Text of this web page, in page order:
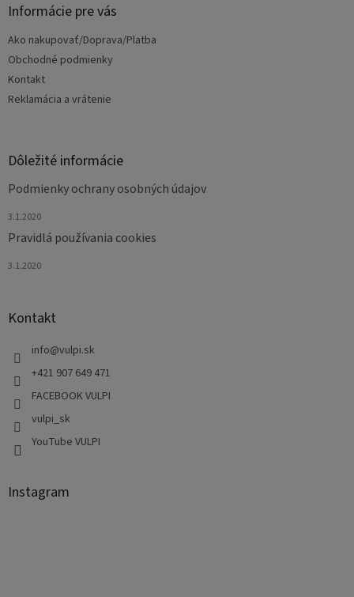
Informácie pre vás
Ako nakupovať/Doprava/Platba
Obchodné podmienky
Kontakt
Reklamácia a vrátenie
Dôležité informácie
Podmienky ochrany osobných údajov
3.1.2020
Pravidlá používania cookies
3.1.2020
Kontakt
info@vulpi.sk
+421 907 649 471
FACEBOOK VULPI
vulpi_sk
YouTube VULPI
Instagram